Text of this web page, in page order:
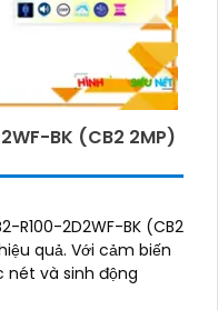
BK (CB2 2MP)
R100-2D2WF-BK (CB2
cảm biến
nét và sinh động